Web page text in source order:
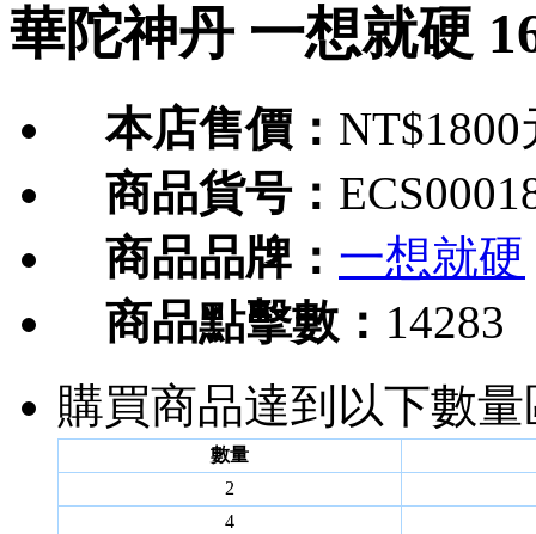
華陀神丹 一想就硬
本店售價： NT$1800
商品貨号：
商品品牌： 一想就硬
商品點擊數： 14283
購買商品達到以下數
數量
2
4